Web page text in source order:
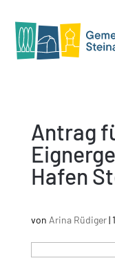
Antrag
Hafen
von Arina Rüdiger|